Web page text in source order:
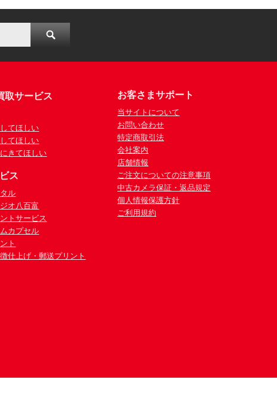
取サービス
てほしい
てほしい
きてほしい
ス
ル
オ八百富
トサービス
カプセル
ト
仕上げ・郵送プリント
お客さまサポート
当サイトについて
お問い合わせ
特定商取引法
会社案内
店舗情報
ご注文についての注意事項
中古カメラ保証・返品規定
個人情報保護方針
ご利用規約